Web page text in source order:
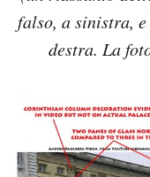
falso, a sinistra,
destra. La